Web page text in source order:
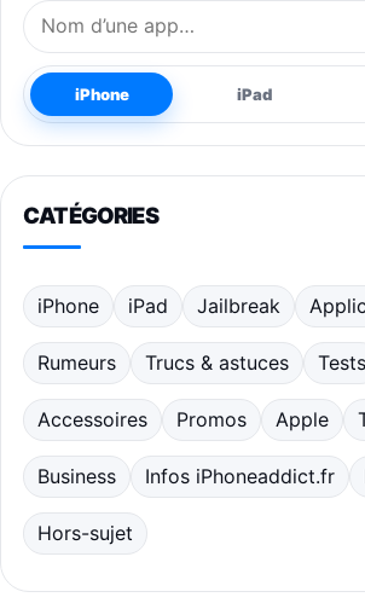
Nom de l’application
iPhone iPad
CATÉGORIES
iPhone iPad Jailbreak
Rumeurs Trucs & astuces Tests
Accessoires Promos Apple
Business Infos iPhoneaddict.fr
Hors-sujet